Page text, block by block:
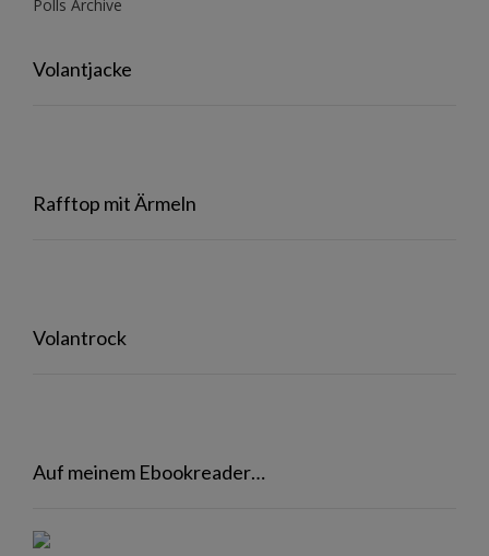
Polls Archive
Volantjacke
Rafftop mit Ärmeln
Volantrock
Auf meinem Ebookreader…